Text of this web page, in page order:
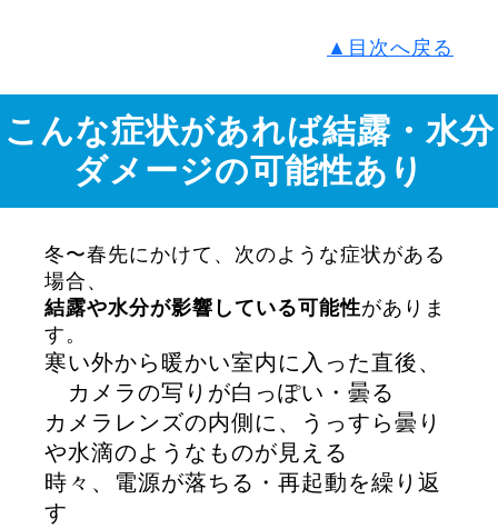
▲目次へ戻る
こんな症状があれば結露・水分
ダメージの可能性あり
冬〜春先にかけて、次のような症状がある
場合、
結露や水分が影響している可能性がありま
す。
寒い外から暖かい室内に入った直後、
カメラの写りが白っぽい・曇る
カメラレンズの内側に、うっすら曇り
や水滴のようなものが見える
時々、電源が落ちる・再起動を繰り返
す